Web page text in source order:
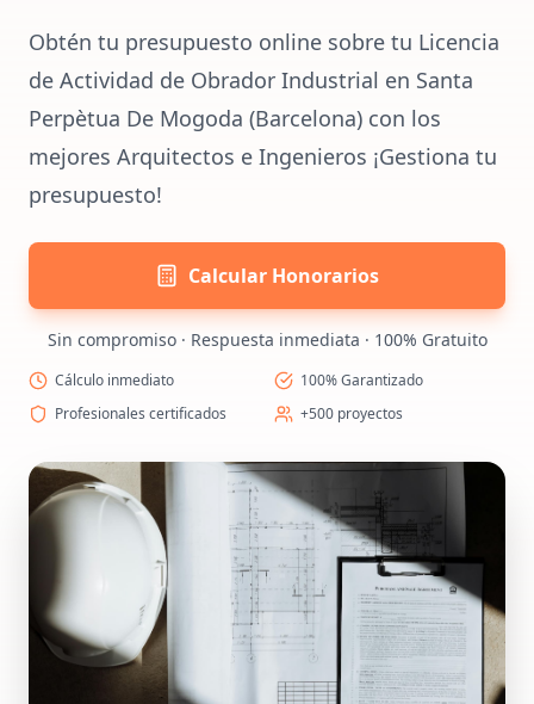
Obtén tu presupuesto online sobre tu Licencia
de Actividad de Obrador Industrial en Santa
Perpètua De Mogoda (Barcelona) con los
mejores Arquitectos e Ingenieros ¡Gestiona tu
presupuesto!
Calcular Honorarios
Sin compromiso · Respuesta inmediata · 100% Gratuito
Cálculo inmediato
100% Garantizado
Profesionales certificados
+500 proyectos